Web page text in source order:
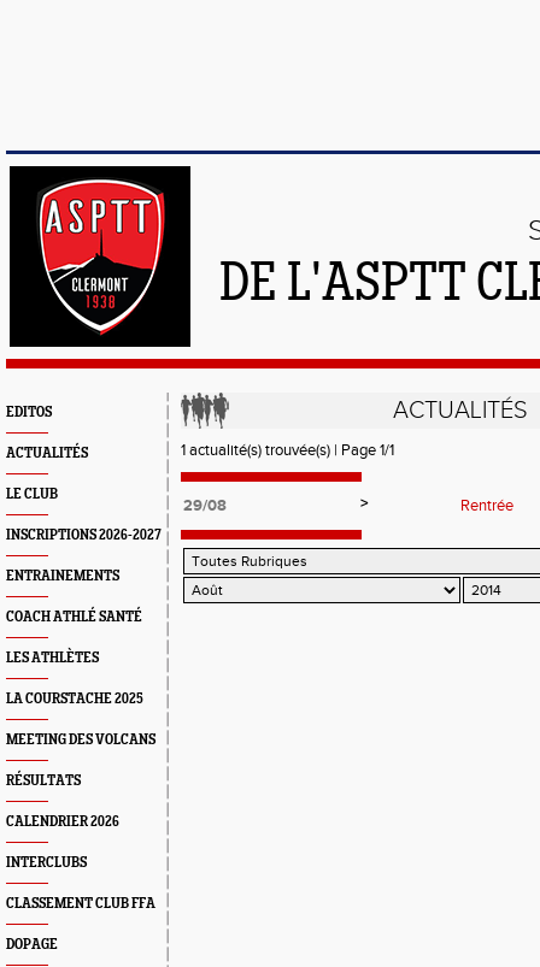
DE L'ASPTT
EDITOS
ACTUALITÉS
LE CLUB
INSCRIPTIONS 2026-2027
ENTRAINEMENTS
COACH ATHLÉ SANTÉ
LES ATHLÈTES
LA COURSTACHE 2025
MEETING DES VOLCANS
RÉSULTATS
CALENDRIER 2026
INTERCLUBS
CLASSEMENT CLUB FFA
DOPAGE
ACTUALITÉS
1 actualité(s) trouvée(s) | Page 1/1
29/08 > Rentrée